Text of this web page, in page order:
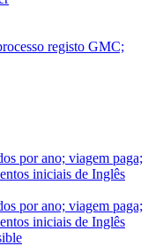
registo GMC;
por ano; viagem paga;
iniciais de Inglês
por ano; viagem paga;
iniciais de Inglês